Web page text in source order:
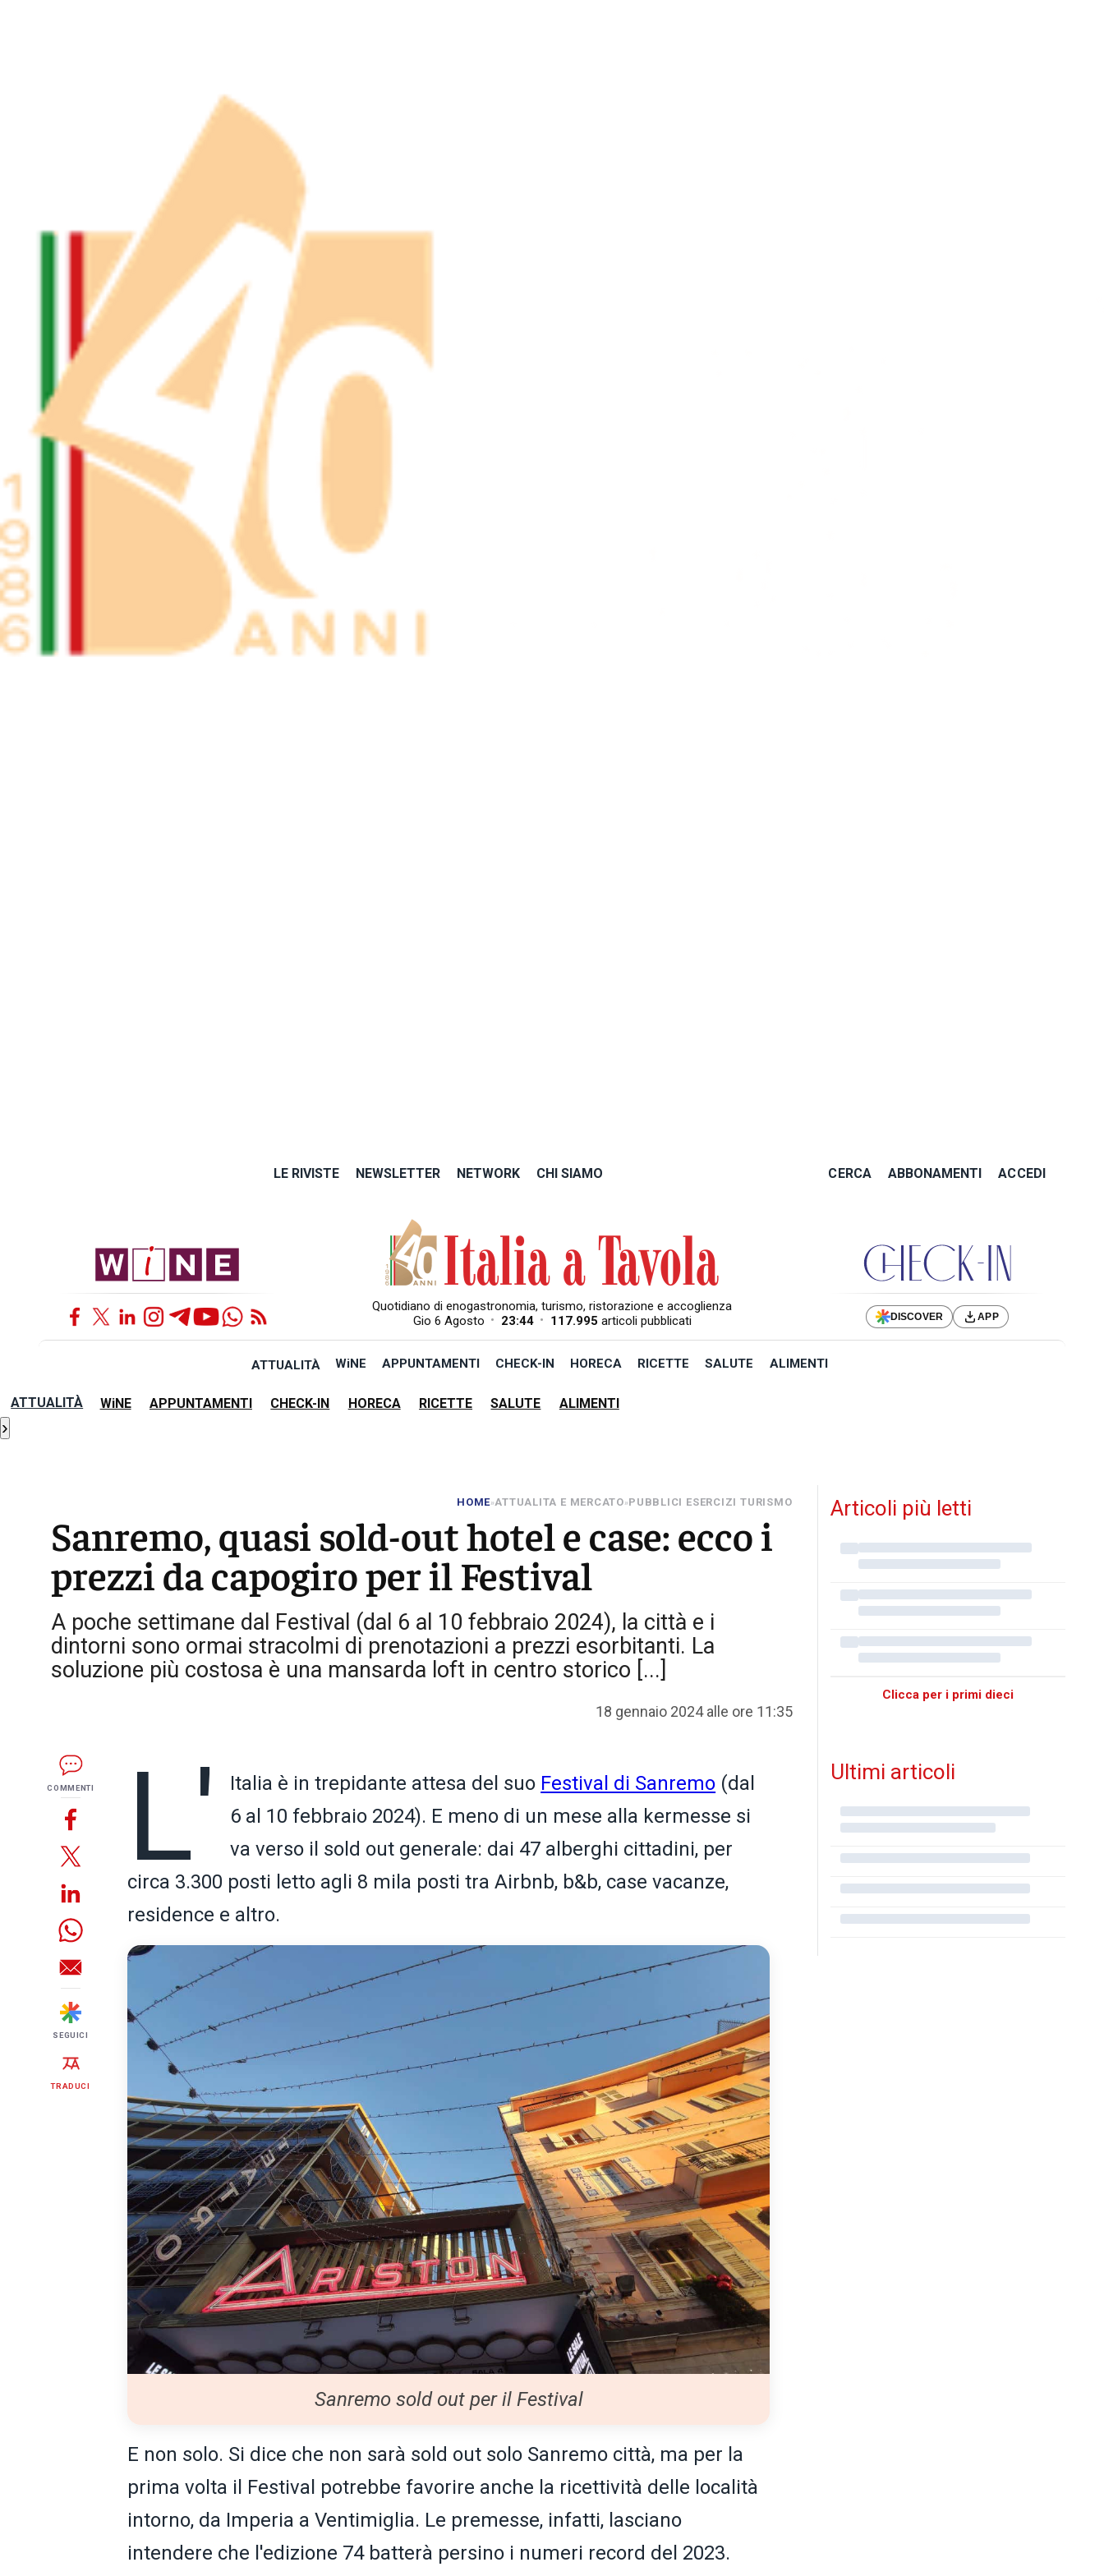
LE RIVISTE NEWSLETTER NETWORK CHI SIAMO CERCA ABBONAMENTI ACCEDI
Quotidiano di enogastronomia, turismo, ristorazione e accoglienza
Gio 6 Agosto • 23:44 • 117.995 articoli pubblicati DISCOVER APP
ATTUALITÀ WiNE APPUNTAMENTI CHECK-IN HORECA RICETTE SALUTE ALIMENTI
ATTUALITÀ WiNE APPUNTAMENTI CHECK-IN HORECA RICETTE SALUTE ALIMENTI
›
HOME»ATTUALITA E MERCATO»PUBBLICI ESERCIZI TURISMO
Sanremo, quasi sold-out hotel e case: ecco i
prezzi da capogiro per il Festival
A poche settimane dal Festival (dal 6 al 10 febbraio 2024), la città e i
dintorni sono ormai stracolmi di prenotazioni a prezzi esorbitanti. La
soluzione più costosa è una mansarda loft in centro storico [...]
18 gennaio 2024 alle ore 11:35
COMMENTI
SEGUICI
TRADUCI
L' Italia è in trepidante attesa del suo Festival di Sanremo (dal
6 al 10 febbraio 2024). E meno di un mese alla kermesse si
va verso il sold out generale: dai 47 alberghi cittadini, per
circa 3.300 posti letto agli 8 mila posti tra Airbnb, b&b, case vacanze,
residence e altro.
Sanremo sold out per il Festival
E non solo. Si dice che non sarà sold out solo Sanremo città, ma per la
prima volta il Festival potrebbe favorire anche la ricettività delle località
intorno, da Imperia a Ventimiglia. Le premesse, infatti, lasciano
intendere che l'edizione 74 batterà persino i numeri record del 2023.
Articoli più letti
Clicca per i primi dieci
Ultimi articoli